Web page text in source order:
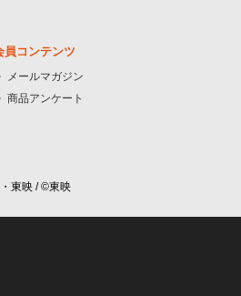
員コンテンツ
メールマガジン
商品アンケート
東映 / ©東映